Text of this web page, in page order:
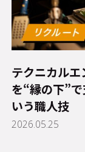
テクニカル
を“縁の下”
いう職人技
2026.05.25